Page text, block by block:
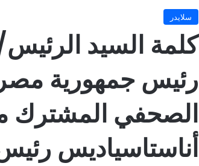
سلايدر
كلمة السيد
رئيس جمهورية مصر
الصحفي المشترك
أناستاسياديس